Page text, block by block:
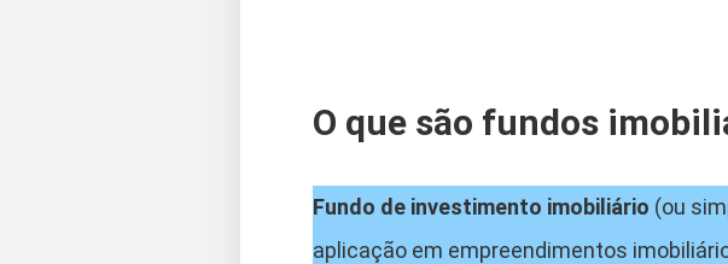
O que são fundos
Fundo de investimento imobiliário (ou
aplicação em empreendimentos